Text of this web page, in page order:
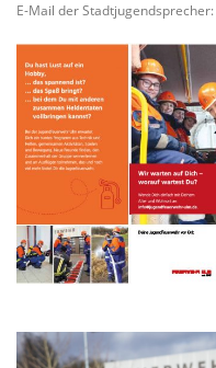
E-Mail der Stadtjugendsprecher: